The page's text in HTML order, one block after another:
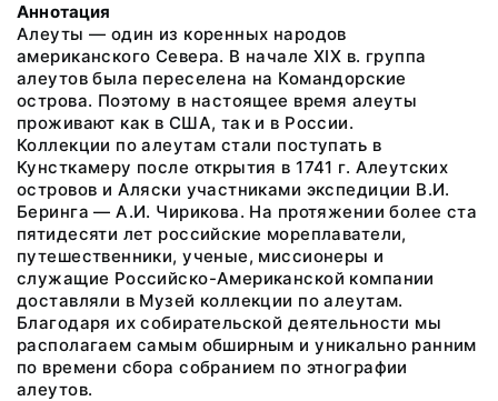
Аннотация
Алеуты — один из коренных народов
американского Севера. В начале XIX в. группа
алеутов была переселена на Командорские
острова. Поэтому в настоящее время алеуты
проживают как в США, так и в России.
Коллекции по алеутам стали поступать в
Кунсткамеру после открытия в 1741 г. Алеутских
островов и Аляски участниками экспедиции В.И.
Беринга — А.И. Чирикова. На протяжении более ста
пятидесяти лет российские мореплаватели,
путешественники, ученые, миссионеры и
служащие Российско-Американской компании
доставляли в Музей коллекции по алеутам.
Благодаря их собирательской деятельности мы
располагаем самым обширным и уникально ранним
по времени сбора собранием по этнографии
алеутов.